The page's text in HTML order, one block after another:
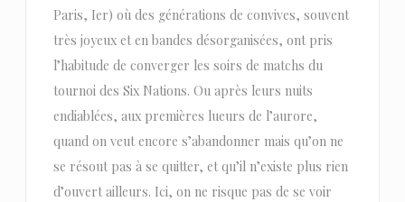
Paris, Ier) où des générations de convives, souvent
très joyeux et en bandes désorganisées, ont pris
l’habitude de converger les soirs de matchs du
tournoi des Six Nations. Ou après leurs nuits
endiablées, aux premières lueurs de l’aurore,
quand on veut encore s’abandonner mais qu’on ne
se résout pas à se quitter, et qu’il n’existe plus rien
d’ouvert ailleurs. Ici, on ne risque pas de se voir